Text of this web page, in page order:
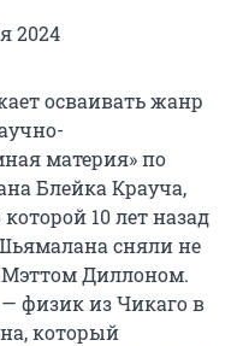
2024
осваивать жанр
материя» по
Блейка Крауча,
10 лет назад
сняли не
Мэттом Диллоном.
физик из Чикаго в
который